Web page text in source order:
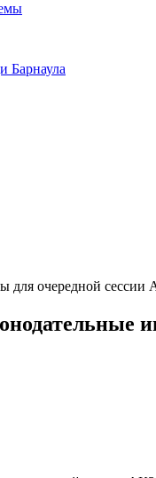
Барнаула
для очередной